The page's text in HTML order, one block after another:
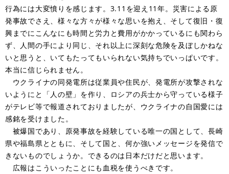
行為には大変憤りを感じます。3.11を迎え11年。災害による原
発事故でさえ、様々な方々が様々な思いを抱え、そして復旧・復
興までにこんなにも時間と労力と費用がかかっているにも関わら
ず、人間の手により同じ、それ以上に深刻な危険を及ぼしかねな
いと思うと、いてもたってもいられない気持ちでいっぱいです。
本当に信じられません。
ウクライナの同発電所は従業員や住民が、発電所が攻撃されな
いようにと「人の壁」を作り、ロシアの兵士から守っている様子
がテレビ等で報道されておりましたが、ウクライナの自国愛には
感銘を受けました。
被爆国であり、原発事故を経験している唯一の国として、長崎
県や福島県とともに、そして国と、何か強いメッセージを発信で
きないものでしょうか。できるのは日本だけだと思います。
広報はこういったことにも血税を使うべきです。